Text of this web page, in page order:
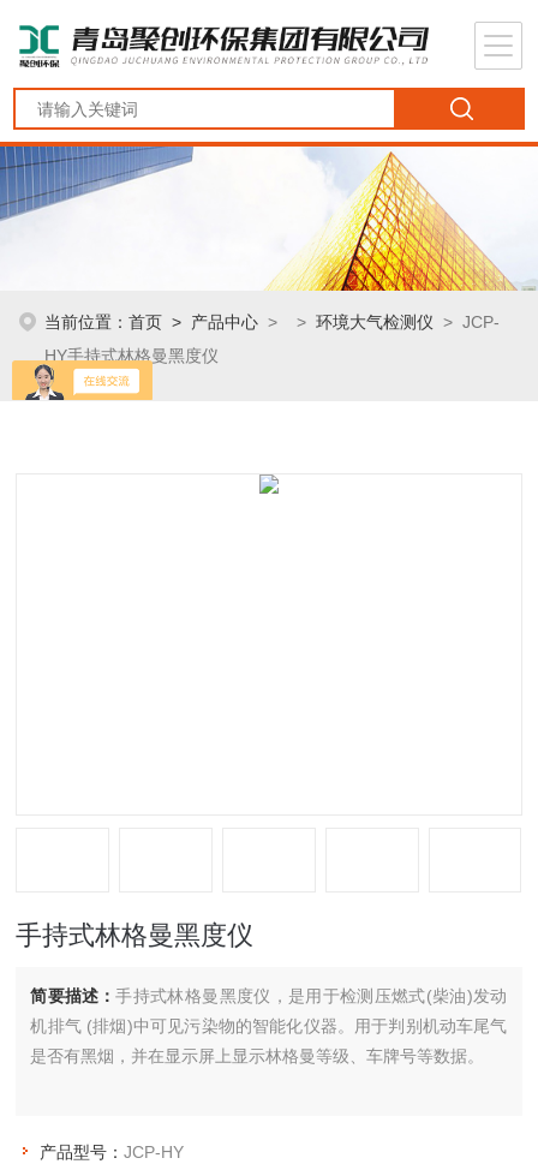
当前位置：首页 > 产品中心 > >环境大气检测仪 > JCP-
HY手持式林格曼黑度仪
手持式林格曼黑度仪
简要描述：手持式林格曼黑度仪，是用于检测压燃式(柴油)发动
机排气 (排烟)中可见污染物的智能化仪器。用于判别机动车尾气
是否有黑烟，并在显示屏上显示林格曼等级、车牌号等数据。
产品型号：JCP-HY